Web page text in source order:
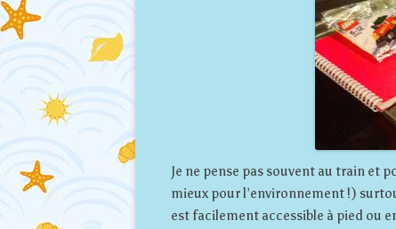
Je ne pense pas souvent au train et
mieux pour l’environnement !)
est facilement accessible à pied ou